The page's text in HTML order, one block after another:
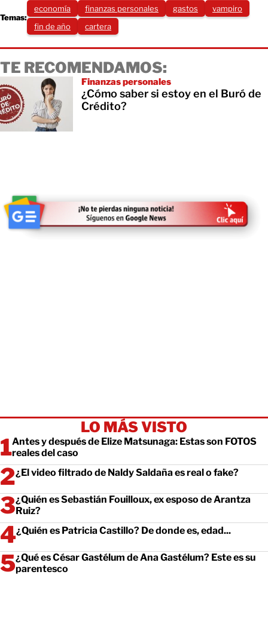
Temas:
economía finanzas personales gastos
vampiro
fin de año
cartera
TE RECOMENDAMOS:
Finanzas personales
¿Cómo saber si estoy en el Buró de
Crédito?
LO MÁS VISTO
Antes y después de Elize Matsunaga: Estas son FOTOS
reales del caso
¿El video filtrado de Naldy Saldaña es real o fake?
¿Quién es Sebastián Fouilloux, ex esposo de Arantza
Ruiz?
¿Quién es Patricia Castillo? De donde es, edad...
¿Qué es César Gastélum de Ana Gastélum? Este es su
parentesco